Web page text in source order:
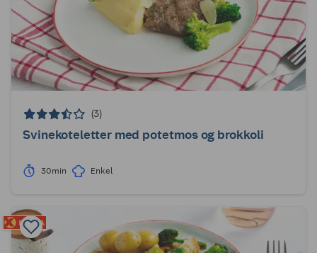
(3)
Svinekoteletter med potetmos og brokkoli
30min Enkel